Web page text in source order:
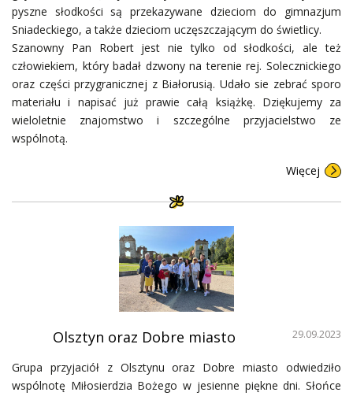
pyszne słodkości są przekazywane dzieciom do gimnazjum
Sniadeckiego, a także dzieciom uczęszczającym do świetlicy.
Szanowny Pan Robert jest nie tylko od słodkości, ale też
człowiekiem, który badał dzwony na terenie rej. Solecznickiego
oraz części przygranicznej z Białorusią. Udało sie zebrać sporo
materiału i napisać już prawie całą książkę. Dziękujemy za
wieloletnie znajomstwo i szczególne przyjacielstwo ze
wspólnotą.
Więcej
29.09.2023
Olsztyn oraz Dobre miasto
Grupa przyjaciół z Olsztynu oraz Dobre miasto odwiedziło
wspólnotę Miłosierdzia Bożego w jesienne piękne dni. Słońce